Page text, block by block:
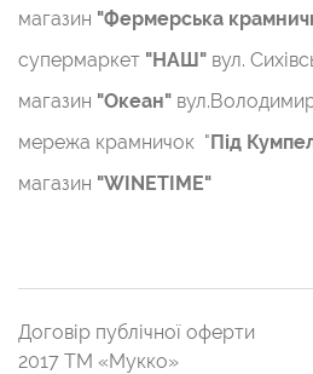
магазин "Фермерська
супермаркет "НАШ" вул.
магазин "Океан"
мережа крамничок "Під
магазин "WINETIME"
Договір публічної оферти
2017 ТМ «Мукко»